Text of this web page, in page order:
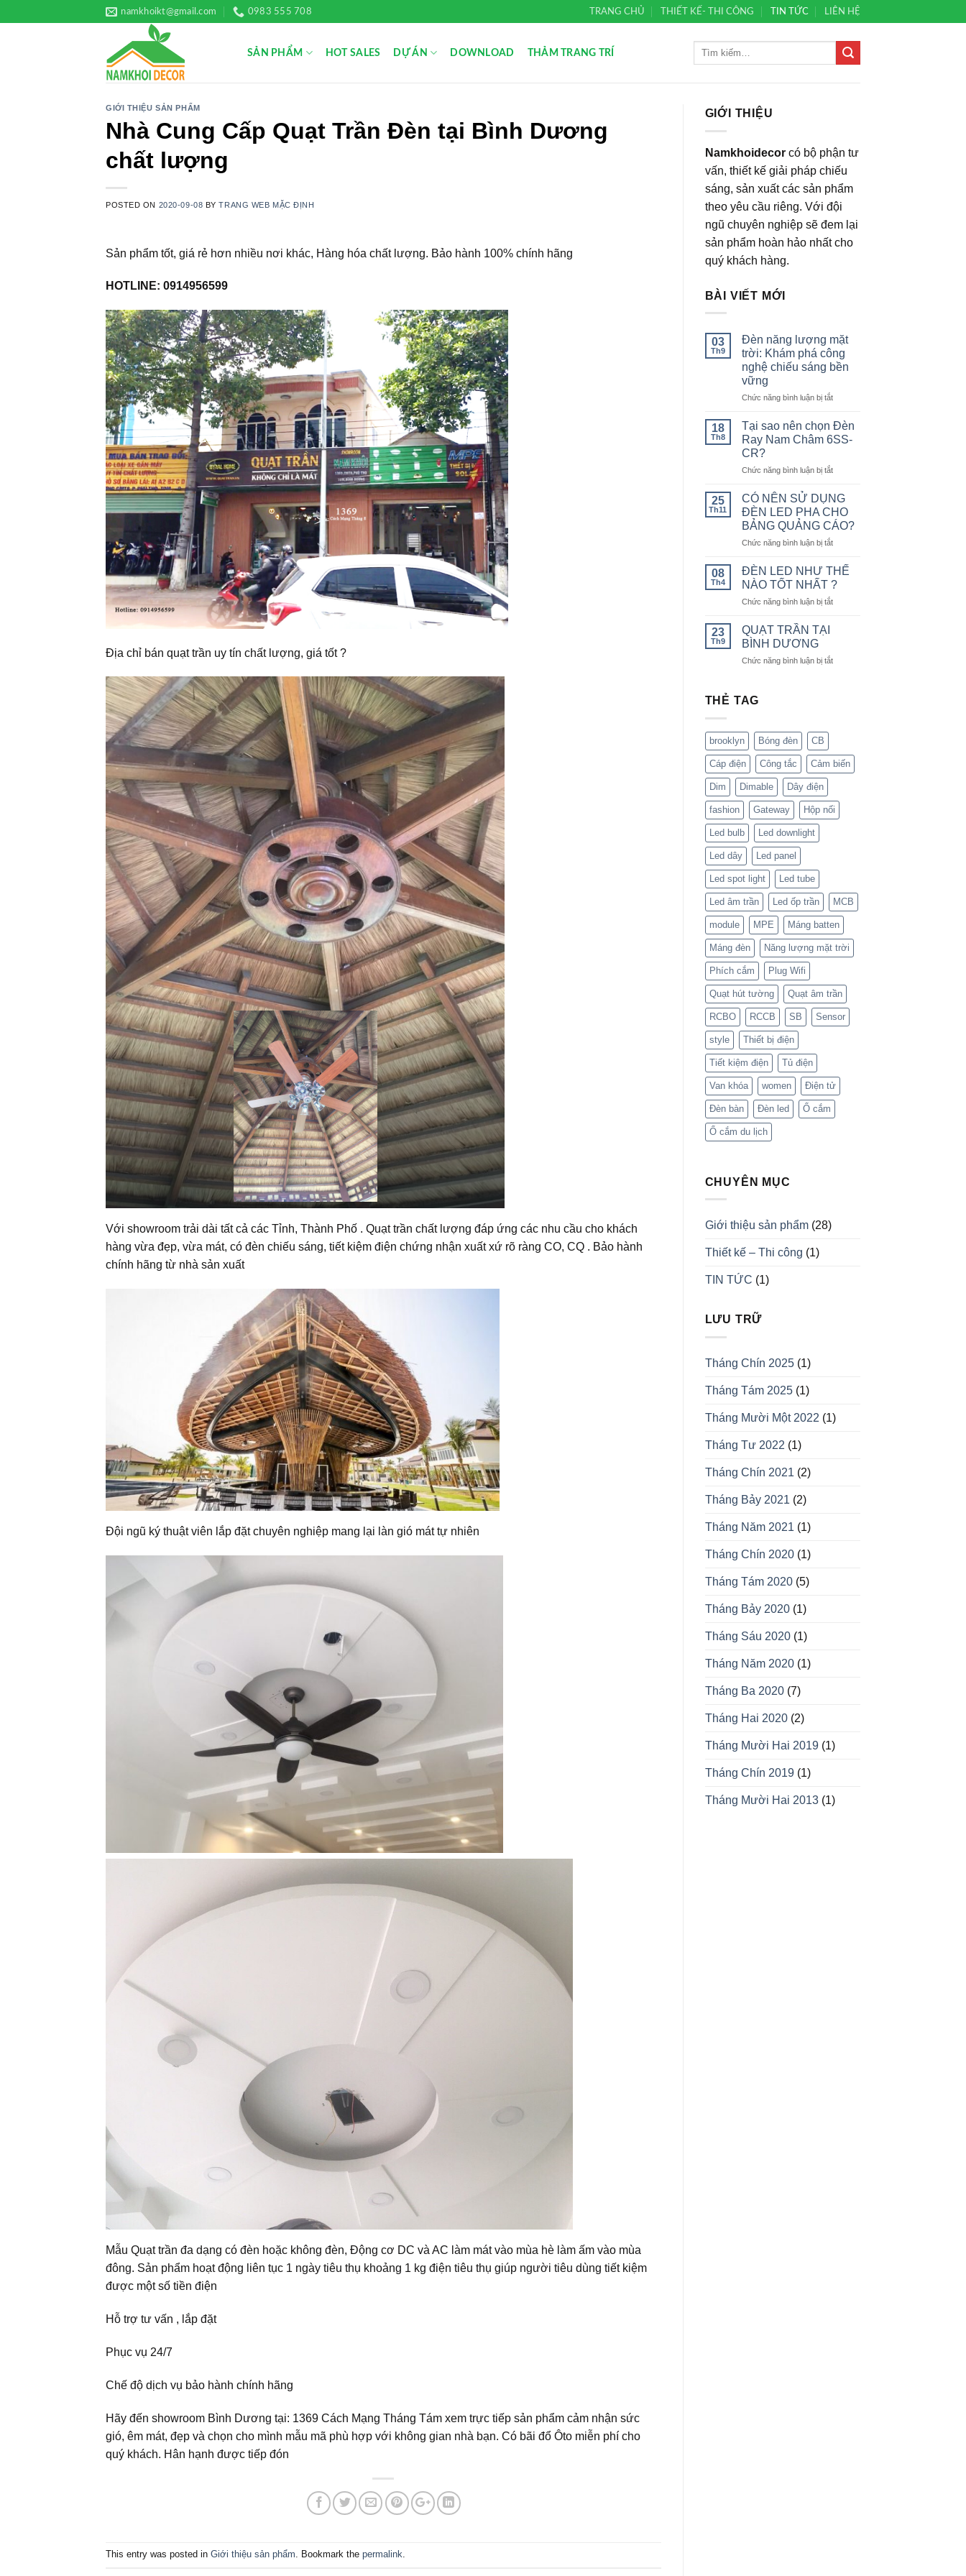
to
namkhoikt@gmail.com 0983 555 708 TRANG CHỦ THIẾT KẾ- THI CÔNG TIN TỨC LIÊN HỆ
SẢN PHẨM HOT SALES DỰ ÁN DOWNLOAD THẢM TRANG TRÍ
GIỚI THIỆU SẢN PHẨM
Nhà Cung Cấp Quạt Trần Đèn tại Bình Dương
chất lượng
POSTED ON 2020-09-08 BYTRANG WEB MẶC ĐỊNH
Sản phẩm tốt, giá rẻ hơn nhiều nơi khác, Hàng hóa chất lượng. Bảo hành 100% chính hãng
HOTLINE: 0914956599
Địa chỉ bán quạt trần uy tín chất lượng, giá tốt ?
Với showroom trải dài tất cả các Tỉnh, Thành Phố . Quạt trần chất lượng đáp ứng các nhu cầu cho khách
hàng vừa đẹp, vừa mát, có đèn chiếu sáng, tiết kiệm điện chứng nhận xuất xứ rõ ràng CO, CQ . Bảo hành
chính hãng từ nhà sản xuất
Đội ngũ ký thuật viên lắp đặt chuyên nghiệp mang lại làn gió mát tự nhiên
Mẫu Quạt trần đa dạng có đèn hoặc không đèn, Động cơ DC và AC làm mát vào mùa hè làm ấm vào mùa
đông. Sản phẩm hoạt động liên tục 1 ngày tiêu thụ khoảng 1 kg điện tiêu thụ giúp người tiêu dùng tiết kiệm
được một số tiền điện
Hỗ trợ tư vấn , lắp đặt
Phục vụ 24/7
Chế độ dịch vụ bảo hành chính hãng
Hãy đến showroom Bình Dương tại: 1369 Cách Mạng Tháng Tám xem trực tiếp sản phẩm cảm nhận sức
gió, êm mát, đẹp và chọn cho mình mẫu mã phù hợp với không gian nhà bạn. Có bãi đổ Ôto miễn phí cho
quý khách. Hân hạnh được tiếp đón
This entry was posted in Giới thiệu sản phẩm . Bookmark the permalink
GIỚI THIỆU
Namkhoidecorcó bộ phận tư
vấn, thiết kế giải pháp chiếu
sáng, sản xuất các sản phẩm
theo yêu cầu riêng. Với đội
ngũ chuyên nghiệp sẽ đem lại
sản phẩm hoàn hảo nhất cho
quý khách hàng.
BÀI VIẾT MỚI
03
Th9
Đèn năng lượng mặt
trời: Khám phá công
nghệ chiếu sáng bền
vững
Chức năng bình luận bị tắtở
năng
lượng
mặt
Khám
công
nghệ
chiếu
sáng
bền
18
Th8
Tại sao nên chọn Đèn
Ray Nam Châm 6SS-
CR?
Chức năng bình luận bị tắtở
sao
nên
chọn
Đèn
Ray
Châm
6SS-
CR?
25
Th11
CÓ NÊN SỬ DỤNG
ĐÈN LED PHA CHO
BẢNG QUẢNG CÁO?
Chức năng bình luận bị tắtở
NÊN
SỬ
DỤNG
ĐÈN
QUẢNG
08
Th4
ĐÈN LED NHƯ THẾ
NÀO TỐT NHẤT ?
Chức năng bình luận bị tắtở
NÀO
23
Th9
QUẠT TRẦN TẠI
BÌNH DƯƠNG
Chức năng bình luận bị tắtở
THẺ TAG
brooklyn Bóng đèn CB
Cáp điện Công tắc Cảm biến
Dim Dimable Dây điện
fashion Gateway Hộp nối
Led bulb Led downlight
Led dây Led panel
Led spot light Led tube
Led âm trần Led ốp trần MCB
module MPE Máng batten
Máng đèn Năng lượng mặt trời
Phích cắm Plug Wifi
Quạt hút tường Quạt âm trần
RCBO RCCB SB Sensor
style Thiết bị điện
Tiết kiệm điện Tủ điện
Van khóa women Điện tử
Đèn bàn Đèn led Ổ cắm
Ổ cắm du lịch
CHUYÊN MỤC
Giới thiệu sản phẩm(28)
Thiết kế – Thi công (1)
TIN TỨC (1)
LƯU TRỮ
Tháng Chín 2025(1)
Tháng Tám 2025(1)
Tháng Mười Một 2022 (1)
Tháng Tư 2022 (1)
Tháng Chín 2021 (2)
Tháng Bảy 2021 (2)
Tháng Năm 2021 (1)
Tháng Chín 2020(1)
Tháng Tám 2020(5)
Tháng Bảy 2020(1)
Tháng Sáu 2020(1)
Tháng Năm 2020(1)
Tháng Ba 2020(7)
Tháng Hai 2020(2)
Tháng Mười Hai 2019(1)
Tháng Chín 2019(1)
Tháng Mười Hai 2013(1)